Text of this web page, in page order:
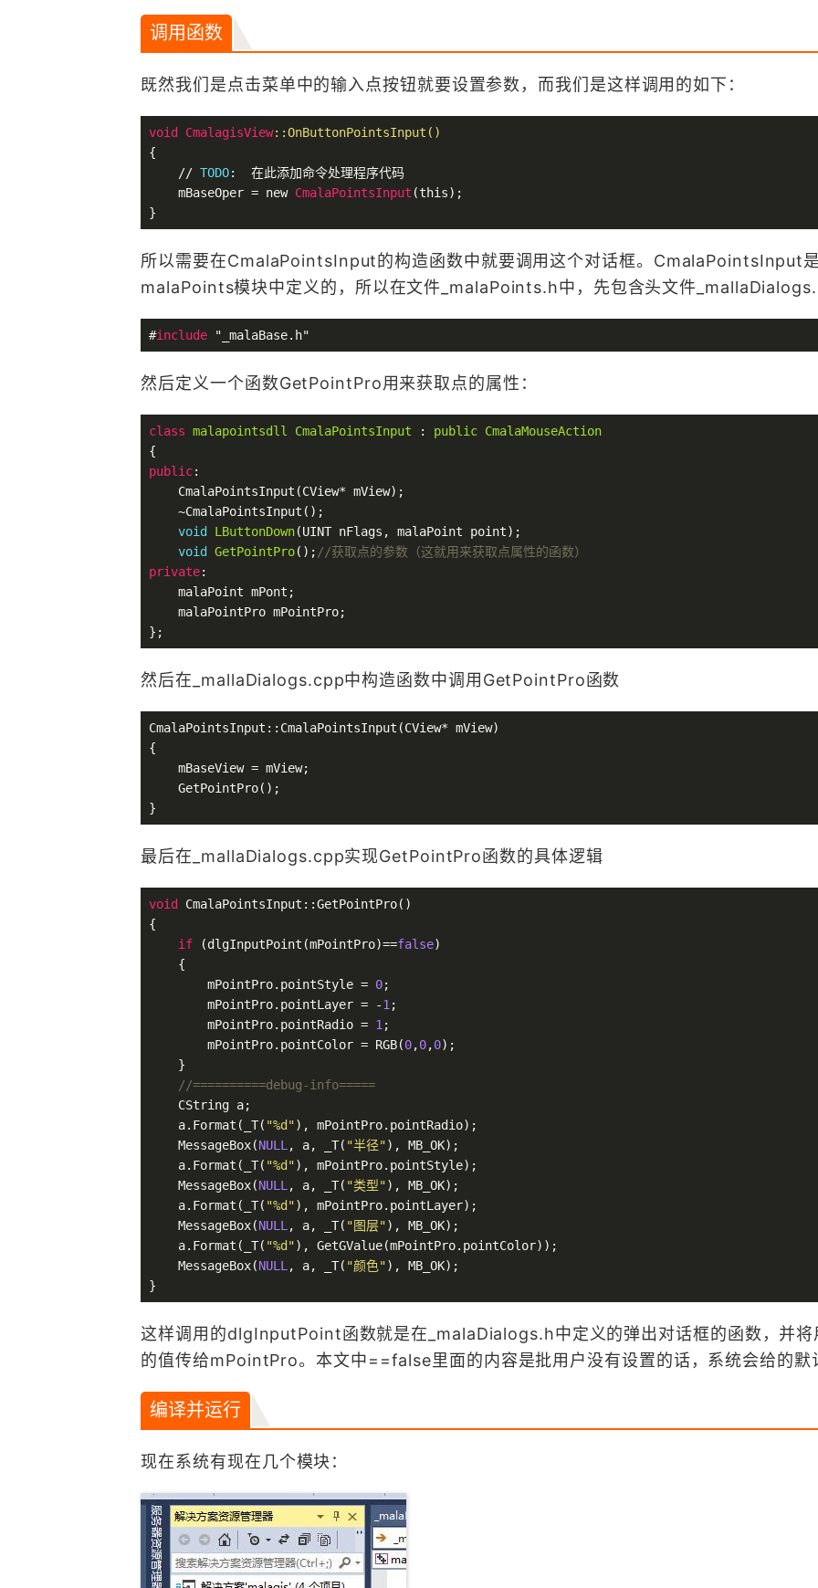
调用函数
既然我们是点击菜单中的输入点按钮就要设置参数，而我们是这样调用的如下：
void CmalagisView::OnButtonPointsInput()
{
// TODO:
  在此添加命令处理程序代码
    mBaseOper = new
CmalaPointsInput (this)
}
所以需要在CmalaPointsInput的构造函数中就要调用这个对话框。CmalaPointsInput
malaPoints模块中定义的，所以在文件_malaPoints.h中，先包含头文件
#include "_malaBase.h"
然后定义一个函数GetPointPro用来获取点的属性：
class malapointsdll CmalaPointsInput : public CmalaMouseAction
public:
    CmalaPointsInput(CView* mView);
    ~CmalaPointsInput();
void
LButtonDown(UINT nFlags, malaPoint point) ;
void
GetPointPro() ; //获取点的参数（这就用来获取点属性的函数）
private:
    malaPoint mPont;
    malaPointPro mPointPro;
然后在_mallaDialogs.cpp中构造函数中调用GetPointPro函数
CmalaPointsInput::CmalaPointsInput(CView* mView)
{
    mBaseView = mView;
    GetPointPro();
最后在_mallaDialogs.cpp实现GetPointPro函数的具体逻辑
void
CmalaPointsInput::GetPointPro()
{
if (dlgInputPoint(mPointPro)==false)
    {
        mPointPro
.pointStyle = 0;
        mPointPro
.pointLayer = -1 ;
        mPointPro
.pointRadio = 1 ;
        mPointPro
.pointColor = RGB(0,0,0);
    }
//==========debug-info=====
    CString a;
    a
.Format (_T( "%d"), mPointPro.pointRadio);
    MessageBox(
NULL , a, _T( "半径"), MB_OK);
    a
.Format (_T( "%d"), mPointPro.pointStyle);
    MessageBox(
NULL , a, _T( "类型"), MB_OK);
    a
.Format (_T( "%d"), mPointPro.pointLayer);
    MessageBox(
NULL , a, _T( "图层"), MB_OK);
    a
.Format (_T( "%d"), GetGValue(mPointPro.pointColor));
    MessageBox(
NULL , a, _T( "颜色"), MB_OK);
这样调用的dlgInputPoint函数就是在_malaDialogs.h中定义的弹出对话框的函数，并将
的值传给mPointPro。本文中==false里面的内容是批用户没有设置的话，系统会给的默
编译并运行
现在系统有现在几个模块：